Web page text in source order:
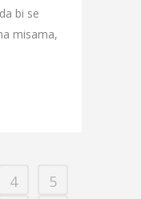
bi se
misama,
4 5